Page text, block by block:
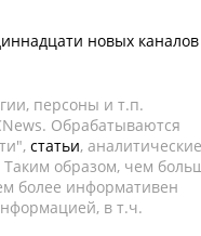
новых
персоны и т.п.
Обрабатываются
статьи, аналитические
образом, чем
более информативен
в т.ч.